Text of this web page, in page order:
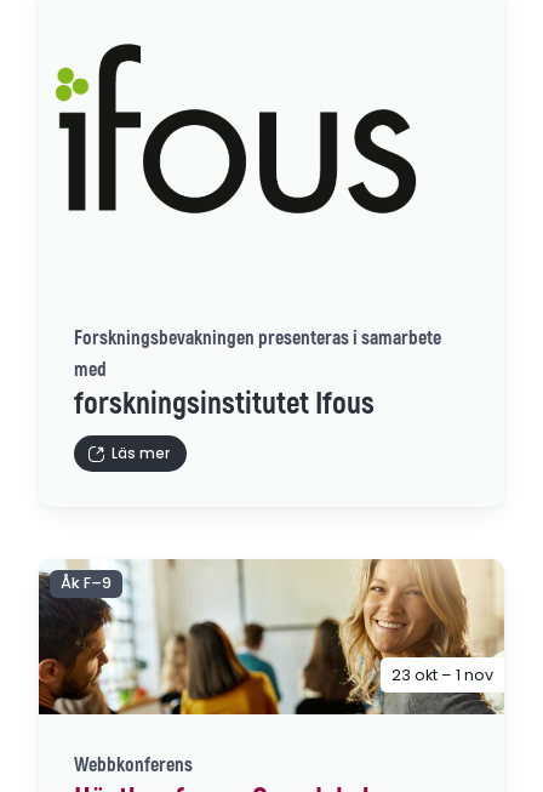
Forskningsbevakningen presenteras i samarbete
med
forskningsinstitutet Ifous
Läs mer
Webbkonferens
Åk F–9
23 okt – 1 nov